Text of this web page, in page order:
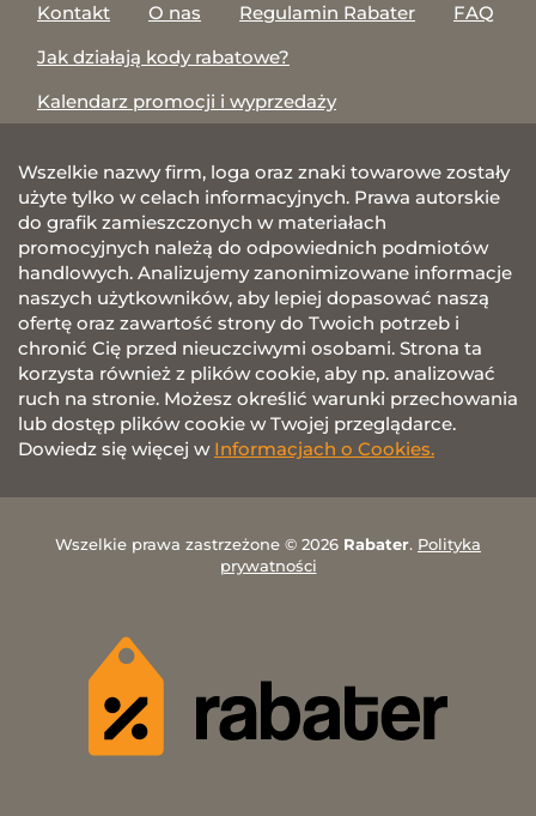
Kontakt
O nas Regulamin Rabater
FAQ
Jak działają kody rabatowe?
Kalendarz promocji i wyprzedaży
Wszelkie nazwy firm, loga oraz znaki towarowe zostały
użyte tylko w celach informacyjnych. Prawa autorskie
do grafik zamieszczonych w materiałach
promocyjnych należą do odpowiednich podmiotów
handlowych. Analizujemy zanonimizowane informacje
naszych użytkowników, aby lepiej dopasować naszą
ofertę oraz zawartość strony do Twoich potrzeb i
chronić Cię przed nieuczciwymi osobami. Strona ta
korzysta również z plików cookie, aby np. analizować
ruch na stronie. Możesz określić warunki przechowania
lub dostęp plików cookie w Twojej przeglądarce.
Dowiedz się więcej w Informacjach o Cookies.
Wszelkie prawa zastrzeżone © 2026 Rabater. Polityka
prywatności